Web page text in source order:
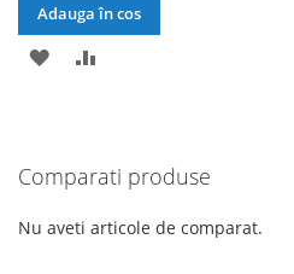
Adauga în cos
ADAUGATI
DE
DORINTE
Comparati produse
Nu aveti articole de comparat.